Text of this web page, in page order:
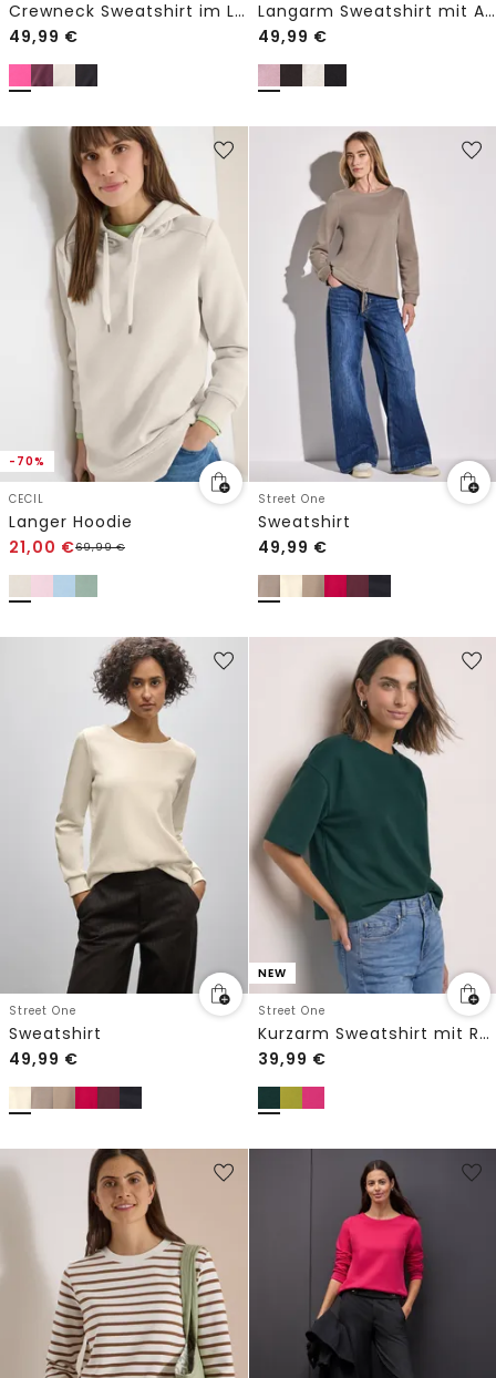
Crewneck Sweatshirt im Loose Fit
49,99 €
Langarm Sweatshirt mit Artwork
49,99 €
-70%
CECIL
Langer Hoodie
21,00 €69,99€
Street One
Sweatshirt
49,99 €
Street One
Sweatshirt
49,99 €
NEW
Street One
Kurzarm Sweatshirt mit Rundhals
39,99 €